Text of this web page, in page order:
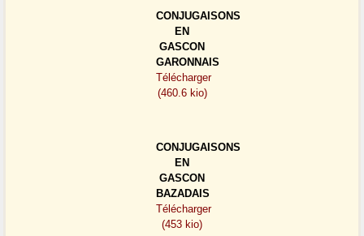
CONJUGAISONS
EN
GASCON
GARONNAIS
Télécharger
(460.6 kio)
CONJUGAISONS
EN
GASCON
BAZADAIS
Télécharger
(453 kio)